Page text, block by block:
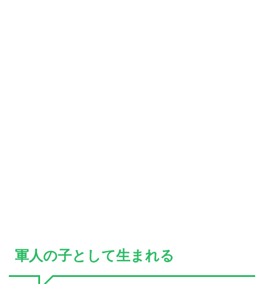
軍人の子として生まれる